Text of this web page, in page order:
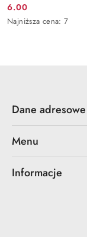
Cena
promocyjna:
6.00
Najniższa
Najniższa cena: 7
Dane adresowe
Menu
Informacje